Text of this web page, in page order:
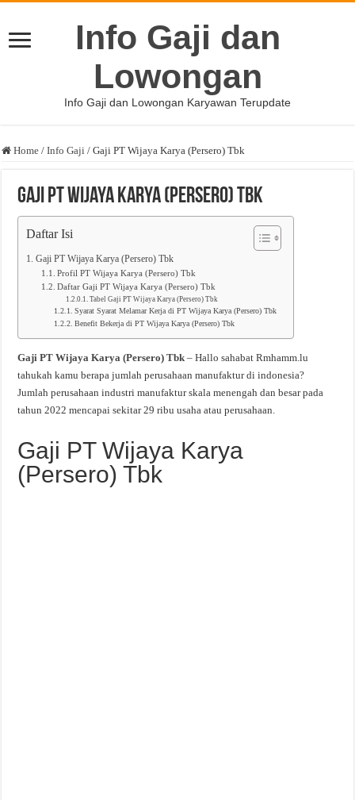
Info Gaji dan
Lowongan
Info Gaji dan Lowongan Karyawan Terupdate
Home / Info Gaji / Gaji PT Wijaya Karya (Persero) Tbk
Gaji PT Wijaya Karya (Persero) Tbk
Daftar Isi
Gaji PT Wijaya Karya (Persero) Tbk
Profil PT Wijaya Karya (Persero) Tbk
Daftar Gaji PT Wijaya Karya (Persero) Tbk
Tabel Gaji PT Wijaya Karya (Persero) Tbk
Syarat Syarat Melamar Kerja di PT Wijaya Karya (Persero) Tbk
Benefit Bekerja di PT Wijaya Karya (Persero) Tbk
Gaji PT Wijaya Karya (Persero) Tbk – Hallo sahabat Rmhamm.lu
tahukah kamu berapa jumlah perusahaan manufaktur di indonesia?
Jumlah perusahaan industri manufaktur skala menengah dan besar pada
tahun 2022 mencapai sekitar 29 ribu usaha atau perusahaan.
Gaji PT Wijaya Karya
(Persero) Tbk